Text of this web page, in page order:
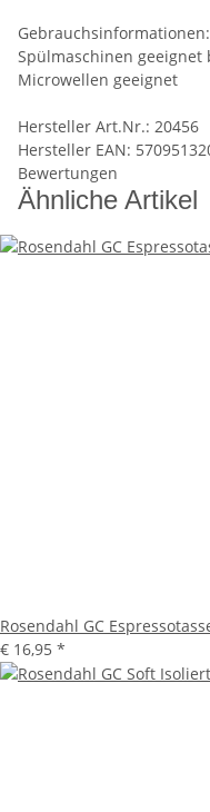
Gebrauchsinformationen:
Spülmaschinen geeignet
Microwellen geeignet
Hersteller Art.Nr.: 20456
Hersteller EAN:
Bewertungen
Ähnliche Artikel
Rosendahl GC
€ 16,95 *